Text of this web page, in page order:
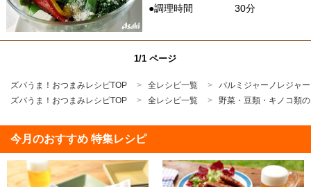
●調理時間
30分
1/1 ページ
ズバうま！おつまみレシピTOP 全レシピ一覧
パルミジャーノレジャ
ズバうま！おつまみレシピTOP
全レシピ一覧 野菜・豆類・キノコ類
今月のおすすめ 特集レシピ